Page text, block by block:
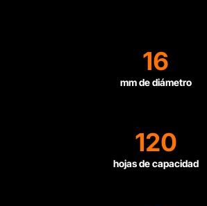
16
mm de diámetro
120
hojas de capacidad